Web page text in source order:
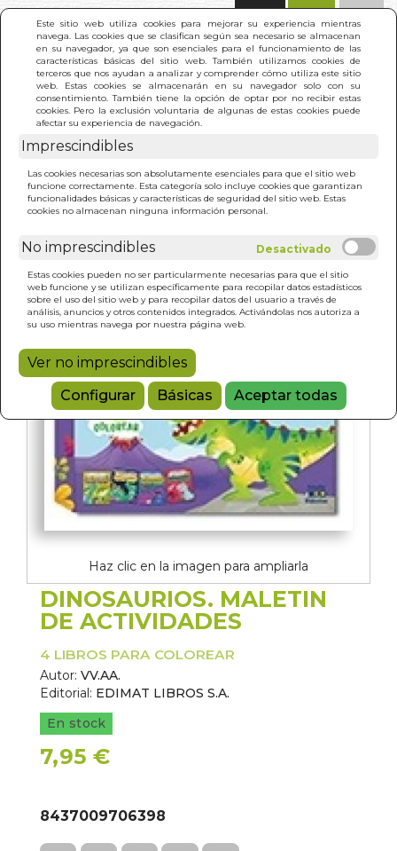
Este sitio web utiliza cookies para mejorar su experiencia mientras
navega. Las cookies que se clasifican según sea necesario se almacenan
en su navegador, ya que son esenciales para el funcionamiento de las
características básicas del sitio web. También utilizamos cookies de
terceros que nos ayudan a analizar y comprender cómo utiliza este sitio
web. Estas cookies se almacenarán en su navegador solo con su
consentimiento. También tiene la opción de optar por no recibir estas
cookies. Pero la exclusión voluntaria de algunas de estas cookies puede
afectar su experiencia de navegación.
Imprescindibles
Las cookies necesarias son absolutamente esenciales para que el sitio web
funcione correctamente. Esta categoría solo incluye cookies que garantizan
funcionalidades básicas y características de seguridad del sitio web. Estas
cookies no almacenan ninguna información personal.
No imprescindibles
Estas cookies pueden no ser particularmente necesarias para que el sitio
web funcione y se utilizan específicamente para recopilar datos estadísticos
sobre el uso del sitio web y para recopilar datos del usuario a través de
análisis, anuncios y otros contenidos integrados. Activándolas nos autoriza a
su uso mientras navega por nuestra página web.
Ver no imprescindibles
Configurar
Básicas Aceptar todas
INICIO >
Haz clic en la imagen para ampliarla
DINOSAURIOS. MALETIN
DE ACTIVIDADES
4 LIBROS PARA COLOREAR
Autor: VV.AA.
Editorial: EDIMAT LIBROS S.A.
En stock
7,95 €
8437009706398